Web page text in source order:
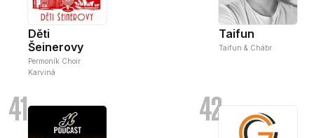
Děti
Šeinerovy
Permoník Choir
Karviná
Taifun
Taifun & Chábr
41 42